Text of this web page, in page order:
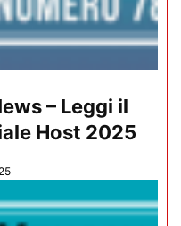
– Leggi il
Host 2025